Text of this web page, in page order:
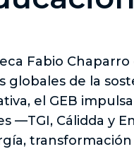
Fabio
globales de la
el GEB
—TGI, Cálidda y